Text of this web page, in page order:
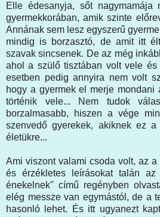
Elle édesanyja, sőt nagymamája
gyermekkorában, amik szinte
Annának sem lesz egyszerű
mindig is borzasztó, de amit itt
szavak sincsenek. De az még
ahol a szülő tisztában volt vele és
esetben pedig annyira nem volt
hogy a gyermek el merje
történik vele... Nem tudok
borzalmasabb, hiszen a vége
szenvedő gyerekek, akiknek ez
életükre...
Ami viszont valami csoda volt, az
és érzékletes leírásokat talán
énekelnek" című regényben
elég messze van egymástól, de a
hasonló lehet. És itt ugyanezt